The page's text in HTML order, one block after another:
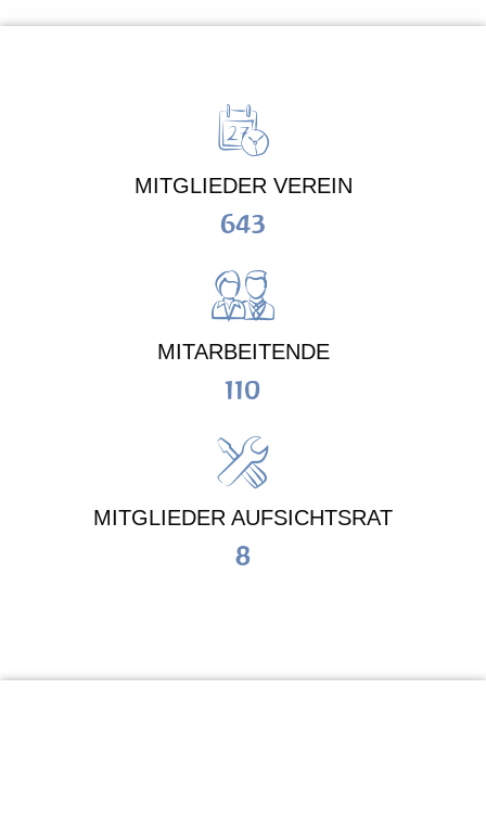
MITGLIEDER VEREIN
643
MITARBEITENDE
110
MITGLIEDER AUFSICHTSRAT
8